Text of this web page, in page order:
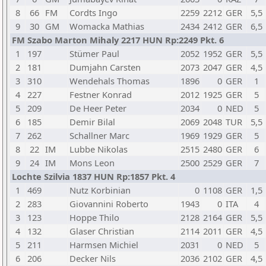
8
66 FM Cordts Ingo 2259 2212 GER
5,5
9
30 GM Womacka Mathias 2434 2412 GER
6,5
FM Szabo Marton Mihaly 2217 HUN Rp:2249 Pkt. 6
1
197 Stümer Paul 2052 1952 GER
5,5
2
181 Dumjahn Carsten 2073 2047 GER
4,5
3 310 Wendehals Thomas 1896 0 GER
1
4 227 Festner Konrad 2012 1925 GER
5
5 209 De Heer Peter 2034 0 NED
5
6
185 Demir Bilal 2069 2048 TUR
5,5
7 262 Schallner Marc 1969 1929 GER
5
8
22 IM Lubbe Nikolas 2515 2480 GER
6
9
24 IM Mons Leon 2500 2529 GER
7
Lochte Szilvia 1837 HUN Rp:1857 Pkt. 4
1
469 Nutz Korbinian 0 1108 GER
1,5
2 283 Giovannini Roberto 1943 0 ITA
4
3
123 Hoppe Thilo 2128 2164 GER
5,5
4
132 Glaser Christian 2114 2011 GER
4,5
5 211 Harmsen Michiel 2031 0 NED
5
6 206 Decker Nils 2036 2102 GER 4,5